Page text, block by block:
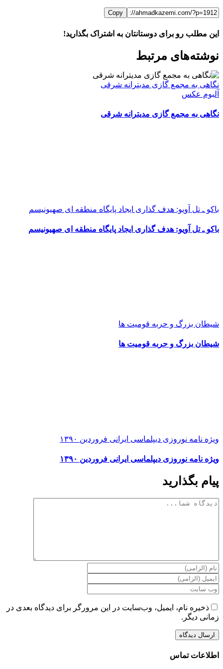
Copy
این مطلب رو برای دوستانتان به اشتراک بگذارید!
FacebookX
LinkedIn
WhatsApp
Telegram
ایمیل
نوشته‌‌های مرتبط
نگاهی به مجمع گازی مدیترانه شرقی
آلبوم عکس
نگاهی به مجمع گازی مدیترانه شرقی
باکو ـ تل آویو: هدف گذاری ایجاد پایگاه منطقه ای صهیونیسم
باکو ـ تل آویو: هدف گذاری ایجاد پایگاه منطقه ای صهیونیسم
شیطان بزرگ و حربه قومیت ها
شیطان بزرگ و حربه قومیت ها
ویژه نامه نوروزی دیپلماسی ایرانی فروردین ۱۳۹۰
ویژه نامه نوروزی دیپلماسی ایرانی فروردین ۱۳۹۰
پیام بگذارید
دیدگاه
ذخیره نام، ایمیل، وب‌سایت در این مرورگر برای دیدگاه بعدی در
زمانی دیگر.
اطلاعات تماس